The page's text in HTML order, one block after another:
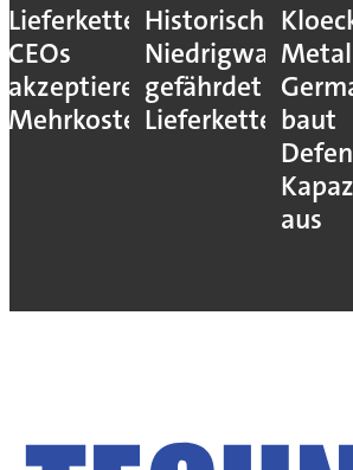
Lieferkettenresilienz:
CEOs
akzeptieren
Mehrkosten
Historisches
Niedrigwasser
gefährdet
Lieferkettenbaut
aus